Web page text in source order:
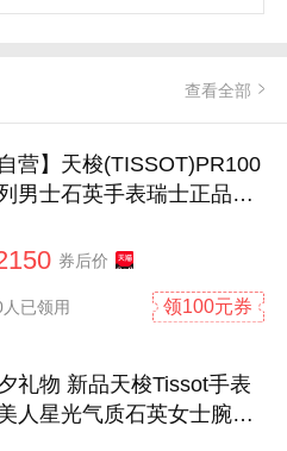
查看全部
自营】天梭(TISSOT)PR100
男士石英手表瑞士正品节
券后价
已领用 领100元券
礼物 新品天梭Tissot手表
人星光气质石英女士腕表